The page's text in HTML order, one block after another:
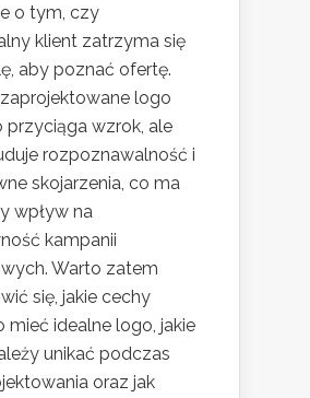
o tym, czy
klient zatrzyma się
aby poznać ofertę.
logo
przyciąga wzrok, ale
rozpoznawalność i
skojarzenia, co ma
wpływ na
kampanii
Warto zatem
się, jakie cechy
mieć idealne logo, jakie
unikać podczas
oraz jak